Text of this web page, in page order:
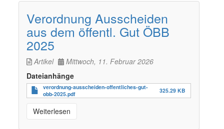
Verordnung Ausscheiden
aus dem öffentl. Gut ÖBB
2025
Artikel
Mittwoch, 11. Februar 2026
Dateianhänge
verordnung-ausscheiden-offentliches-gut-
obb-2025.pdf
325.29 KB
Weiterlesen